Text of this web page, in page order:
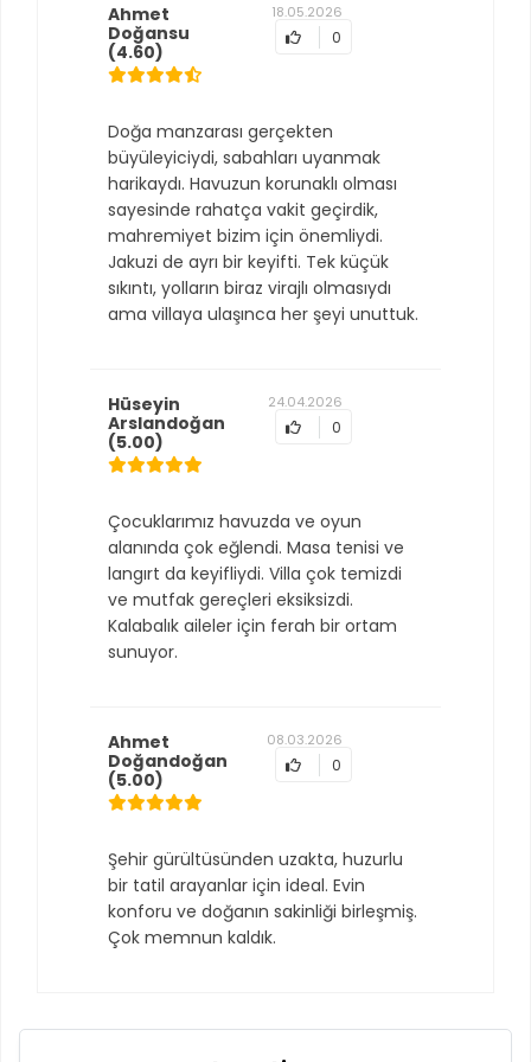
Ahmet
Doğansu
(4.60)
18.05.2026
0
Doğa manzarası gerçekten
büyüleyiciydi, sabahları uyanmak
harikaydı. Havuzun korunaklı olması
sayesinde rahatça vakit geçirdik,
mahremiyet bizim için önemliydi.
Jakuzi de ayrı bir keyifti. Tek küçük
sıkıntı, yolların biraz virajlı olmasıydı
ama villaya ulaşınca her şeyi unuttuk.
Hüseyin
Arslandoğan
(5.00)
24.04.2026
0
Çocuklarımız havuzda ve oyun
alanında çok eğlendi. Masa tenisi ve
langırt da keyifliydi. Villa çok temizdi
ve mutfak gereçleri eksiksizdi.
Kalabalık aileler için ferah bir ortam
sunuyor.
Ahmet
Doğandoğan
(5.00)
08.03.2026
0
Şehir gürültüsünden uzakta, huzurlu
bir tatil arayanlar için ideal. Evin
konforu ve doğanın sakinliği birleşmiş.
Çok memnun kaldık.